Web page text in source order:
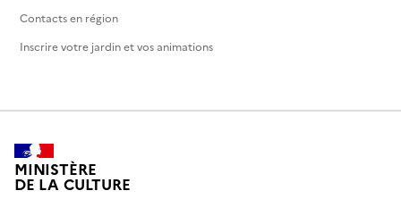
Contacts en région
Inscrire votre jardin et vos animations
MINISTÈRE
DE LA CULTURE